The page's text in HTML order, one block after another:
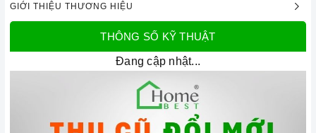
Công nghệ hiện đại
GIỚI THIỆU THƯƠNG HIỆU
THÔNG SỐ KỸ THUẬT
Đang cập nhật...